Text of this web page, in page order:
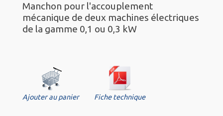
Manchon pour l'accouplement
mécanique de deux machines électriques
de la gamme 0,1 ou 0,3 kW
Ajouter au panier Fiche technique